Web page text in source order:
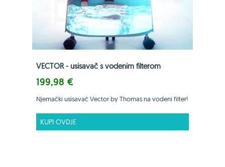
VECTOR - usisavač s vodenim filterom
199,98 €
Njemački usisavač Vector by Thomas na vodeni filter!
KUPI OVDJE